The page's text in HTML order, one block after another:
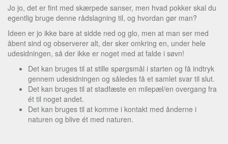
Jo jo, det er fint med skærpede sanser, men hvad pokker skal du
egentlig bruge denne rådslagning til, og hvordan gør man?
Ideen er jo ikke bare at sidde ned og glo, men at man ser med
åbent sind og observerer alt, der sker omkring en, under hele
udesidningen, så der ikke er noget med at falde i søvn!
Det kan bruges til at stille spørgsmål i starten og få indtryk
gennem udesidningen og således få et samlet svar til slut.
Det kan bruges til at stadfæste en milepæl/en overgang fra
ét til noget andet.
Det kan bruges til at komme i kontakt med ånderne i
naturen og blive ét med naturen.